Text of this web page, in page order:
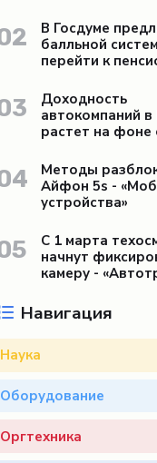
/ Мебель, интерьер,
/
«Бизнес»
В Госдуме
балльной
перейти к
Доходность
автокомпаний в
растет на фоне
Методы
Айфон 5s -
устройства»
С 1 марта
начнут
камеру -
Навигация
Наука
Оборудование
Оргтехника